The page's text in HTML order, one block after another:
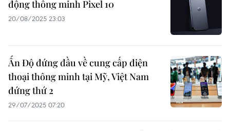
động thông minh Pixel 10
20/08/2025 23:03
Ấn Độ đứng đầu về cung cấp điện
thoại thông minh tại Mỹ, Việt Nam
đứng thứ 2
29/07/2025 07:20